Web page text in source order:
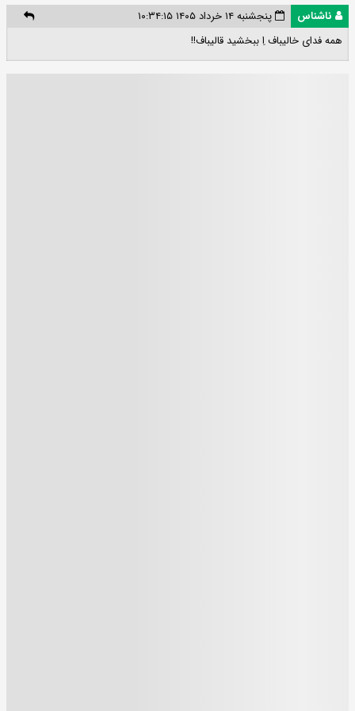
ناشناس
پنجشنبه ۱۴ خرداد ۱۴۰۵ ۱۰:۳۴:۱۵
همه فدای خالیباف اِ ببخشید قالیباف!!